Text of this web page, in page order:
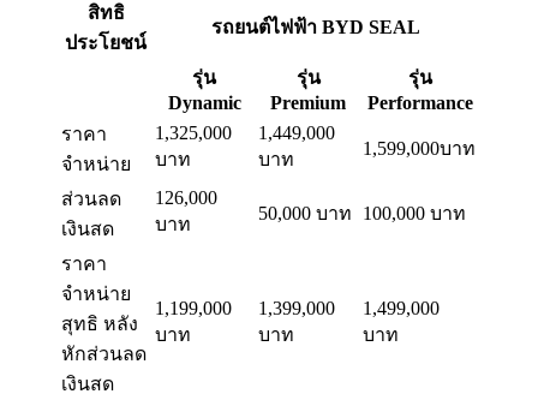
สิทธิ
ประโยชน์
รถยนต์ไฟฟ้า BYD SEAL
รุ่น
Dynamic
รุ่น
Premium
รุ่น
Performance
ราคา
จำหน่าย
1,325,000
บาท
1,449,000
บาท
1,599,000บาท
ส่วนลด
เงินสด
126,000
บาท
50,000 บาท 100,000 บาท
ราคา
จำหน่าย
สุทธิ หลัง
หักส่วนลด
เงินสด
1,199,000
บาท
1,399,000
บาท
1,499,000
บาท